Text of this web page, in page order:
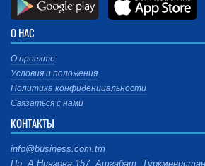
О НАС
О проекте
Условия и положения
Политика конфиденциальности
Связаться с нами
КОНТАКТЫ
info@business.com.tm
Пр. А.Ниязова 157, Ашгабат,